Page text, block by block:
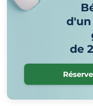
de